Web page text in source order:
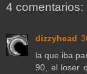
4 comentarios:
dizzyhead
la que iba
90, el loser